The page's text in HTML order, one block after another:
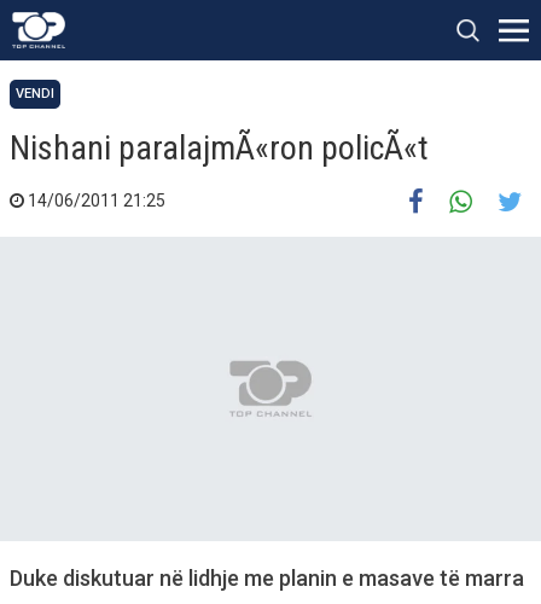
VENDI
Nishani paralajmÃ«ron policÃ«t
14/06/2011 21:25
Duke diskutuar në lidhje me planin e masave të marra